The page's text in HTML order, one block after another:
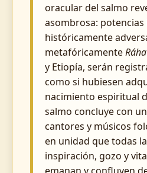
oracular del salmo
asombrosa: potencias
históricamente
metafóricamente
y Etiopía, serán
como si hubiesen
nacimiento espiritual
salmo concluye con
cantores y músicos
en unidad que todas
inspiración, gozo y